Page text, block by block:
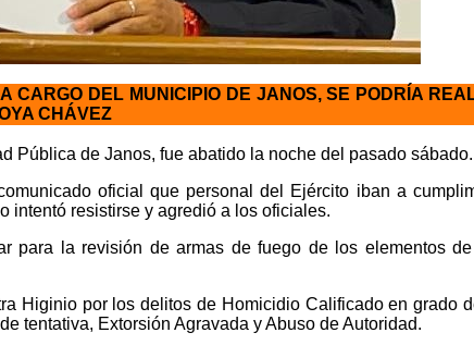
CARGO DEL MUNICIPIO DE JANOS, SE PODRÍA
CHÁVEZ
Pública de Janos, fue abatido la noche del pasado sábado.
oficial que personal del Ejército iban a
intentó resistirse y agredió a los oficiales.
para la revisión de armas de fuego de los elementos
Higinio por los delitos de Homicidio Calificado en grado
tentativa, Extorsión Agravada y Abuso de Autoridad.